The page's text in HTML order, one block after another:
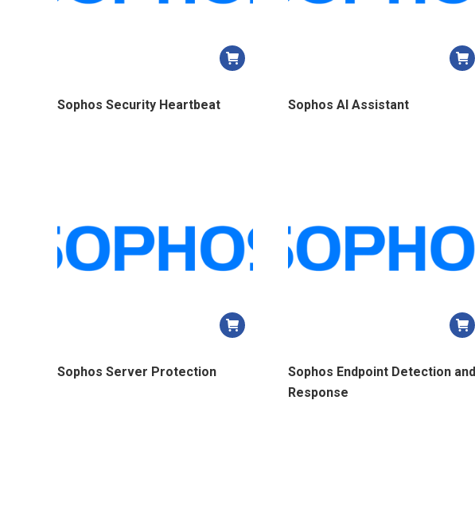
Sophos Security Heartbeat Sophos AI Assistant
Sophos Server Protection
Sophos Endpoint Detection and
Response